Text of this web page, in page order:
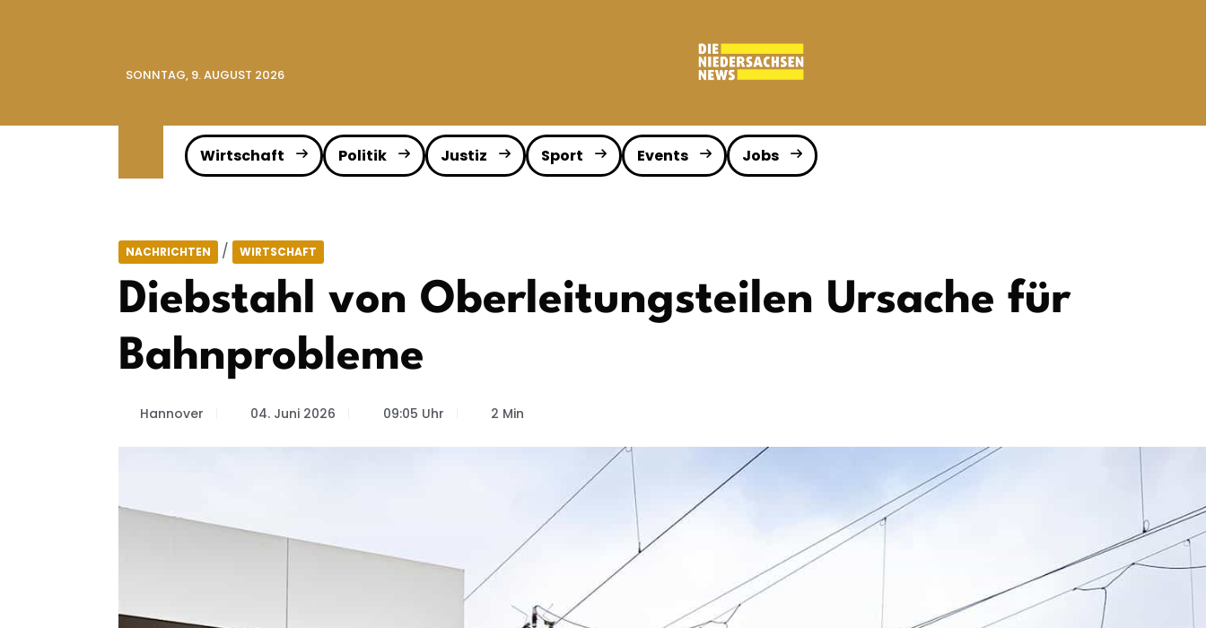
SONNTAG, 9. AUGUST 2026
Wirtschaft Politik Justiz Sport Events Jobs
NACHRICHTEN / WIRTSCHAFT
Diebstahl von Oberleitungsteilen Ursache für
Bahnprobleme
Hannover 04. Juni 2026 09:05 Uhr 2 Min